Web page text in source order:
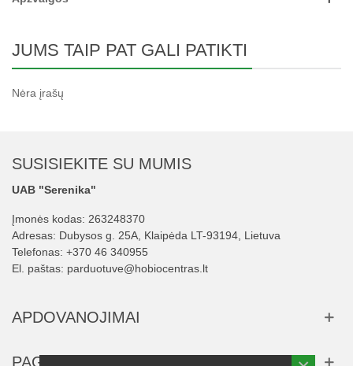
JUMS TAIP PAT GALI PATIKTI
Nėra įrašų
SUSISIEKITE SU MUMIS
UAB "Serenika"
Įmonės kodas: 263248370
Adresas: Dubysos g. 25A, Klaipėda LT-93194, Lietuva
Telefonas: +370 46 340955
El. paštas: parduotuve@hobiocentras.lt
APDOVANOJIMAI
PAGALBA